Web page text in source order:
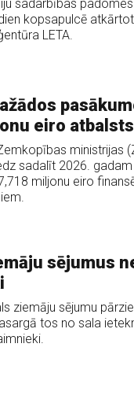
sadarbības padomes
kopsapulcē
LETA.
eiro atbalsts
ministrijas
sadalīt 2026. gadam
miljonu eiro
sējumus
ziemāju sējumu
tos no sala